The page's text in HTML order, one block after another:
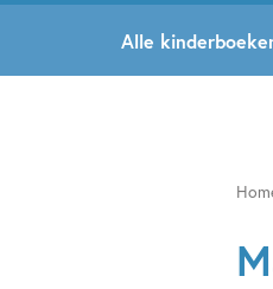
Alle